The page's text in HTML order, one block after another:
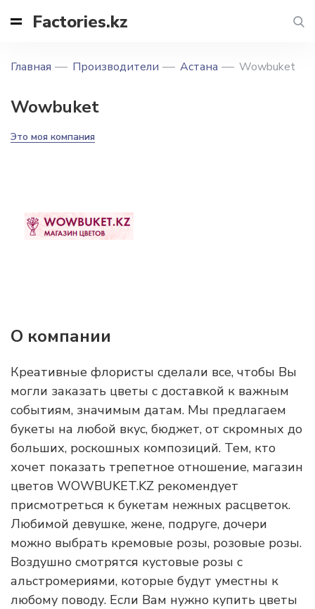
Factories.kz
Главная Производители Астана Wowbuket
Wowbuket
Это моя компания
О компании
Креативные флористы сделали все, чтобы Вы
могли заказать цветы с доставкой к важным
событиям, значимым датам. Мы предлагаем
букеты на любой вкус, бюджет, от скромных до
больших, роскошных композиций. Тем, кто
хочет показать трепетное отношение, магазин
цветов WOWBUKET.KZ рекомендует
присмотреться к букетам нежных расцветок.
Любимой девушке, жене, подруге, дочери
можно выбрать кремовые розы, розовые розы.
Воздушно смотрятся кустовые розы с
альстромериями, которые будут уместны к
любому поводу. Если Вам нужно купить цветы